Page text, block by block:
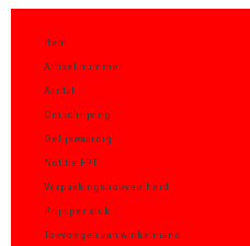
Item
Artikel nummer
Aantal
Omschrijving
Gelijkwaardig
Notitie FPT
Verpakkingshoeveelheid
Prijs per stuk
Toevoegen aan winkelmand